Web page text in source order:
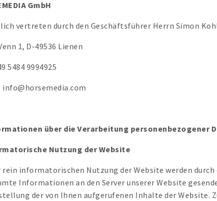
GmbH
vertreten durch den Geschäftsführer Herrn Simon
1, D-49536 Lienen
5484 9994925
info@horsemedia.com
über die Verarbeitung personenbezogener
Nutzung der Website
rein informatorischen Nutzung der Website werden
Informationen an den Server unserer Website
der von Ihnen aufgerufenen Inhalte der Website.